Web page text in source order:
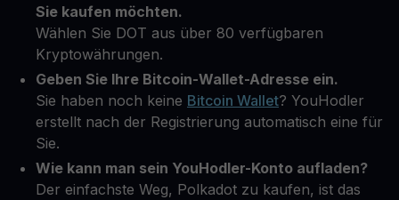
Sie kaufen möchten.
Wählen Sie DOT aus über 80 verfügbaren
Kryptowährungen.
Geben Sie Ihre Bitcoin-Wallet-Adresse ein.
Sie haben noch keine Bitcoin Wallet? YouHodler
erstellt nach der Registrierung automatisch eine für
Sie.
Wie kann man sein YouHodler-Konto aufladen?
Der einfachste Weg, Polkadot zu kaufen, ist das